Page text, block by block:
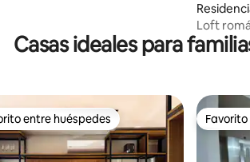
Loft
Casas ideales para
en Favorito entre huéspedes
entre huéspedes